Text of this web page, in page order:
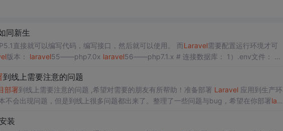
同新生
- 开发环境：Nginx+MySQL+PHP7.x - 使用TP5.1直接就可以编写代码，编写接口，然后就可以使用。 而Laravel需要配置运行环境才可
版本： laravel55——php7.0x laravel56——php7.1.x # 连接数据库： 1）.env文件： DB
到线上需要注意的问题
部署 到线上需要注意的问题 ,希望对需要的朋友有所帮助！准备部署 Laravel应用到生产环
不会出现问题，但是到线上很多问题都出来了。整理了一些问题与bug，希望在你部署lara
装